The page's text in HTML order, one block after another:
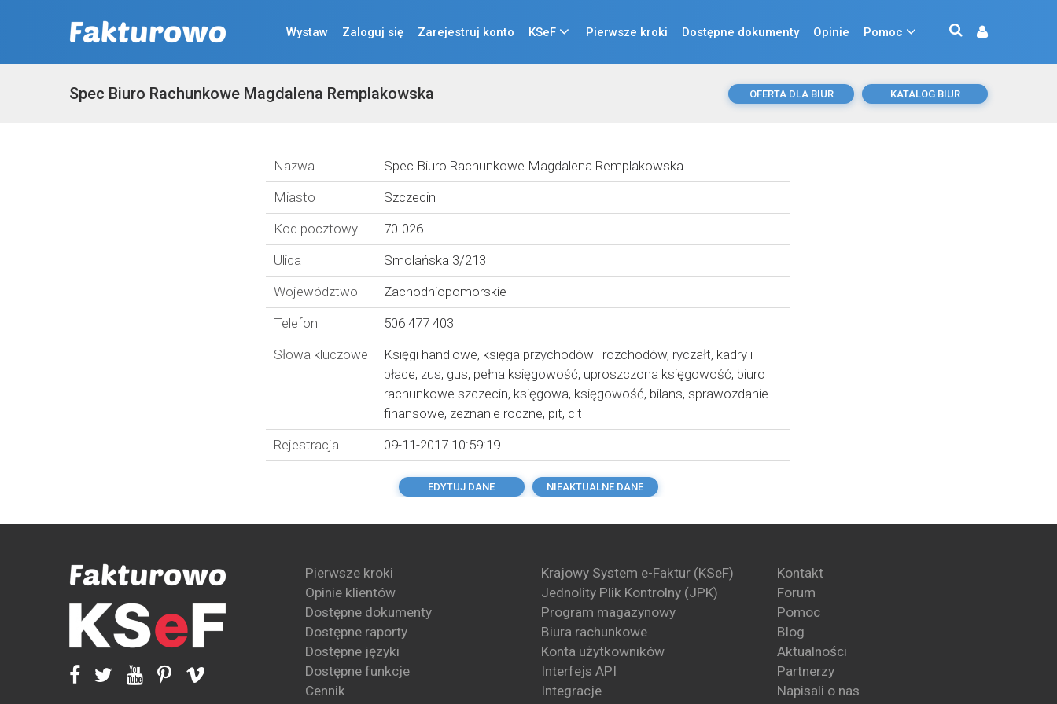
Wystaw Zaloguj się Zarejestruj konto KSeF Pierwsze kroki Dostępne dokumenty Opinie Pomoc
Spec Biuro Rachunkowe Magdalena Remplakowska OFERTA DLA BIUR KATALOG BIUR
Nazwa
Spec Biuro Rachunkowe Magdalena Remplakowska
Miasto
Szczecin
Kod pocztowy
70-026
Ulica
Smolańska 3/213
Województwo
Zachodniopomorskie
Telefon
506 477 403
Słowa kluczowe
Księgi handlowe, księga przychodów i rozchodów, ryczałt, kadry i
płace, zus, gus, pełna księgowość, uproszczona księgowość, biuro
rachunkowe szczecin, księgowa, księgowość, bilans, sprawozdanie
finansowe, zeznanie roczne, pit, cit
Rejestracja
09-11-2017 10:59:19
EDYTUJ DANE NIEAKTUALNE DANE
Pierwsze kroki
Opinie klientów
Dostępne dokumenty
Dostępne raporty
Dostępne języki
Dostępne funkcje
Cennik
Krajowy System e-Faktur (KSeF)
Jednolity Plik Kontrolny (JPK)
Program magazynowy
Biura rachunkowe
Konta użytkowników
Interfejs API
Integracje
Kontakt
Forum
Pomoc
Blog
Aktualności
Partnerzy
Napisali o nas